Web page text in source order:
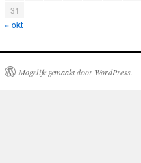
31
« okt
Mogelijk gemaakt door WordPress.